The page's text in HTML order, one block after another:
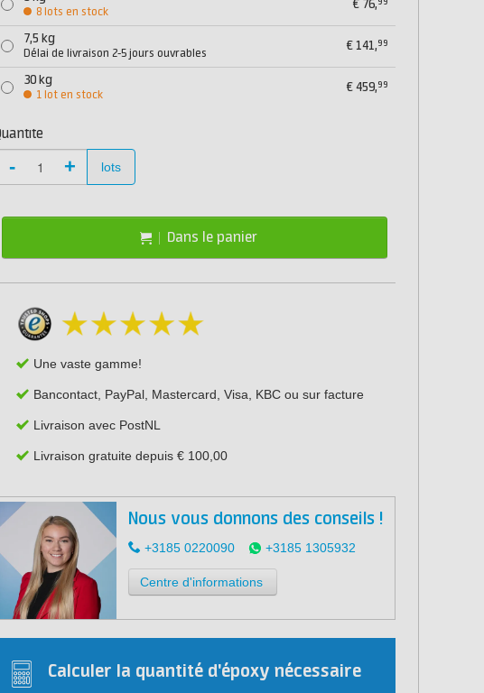
8 lots en stock
€ 76,99
7,5 kg
Délai de livraison 2-5 jours ouvrables
€141,99
30 kg
1 lot en stock
€459,99
- + lots
Dans le panier
Une vaste gamme!
Bancontact, PayPal, Mastercard, Visa, KBC ou sur facture
Livraison avec PostNL
Livraison gratuite depuis € 100,00
Nous vous donnons des conseils !
+3185 0220090 +3185 1305932
Centre d'informations
Calculer la quantité d'époxy nécessaire